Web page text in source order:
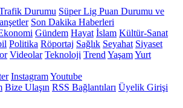
Durumu Süper Lig Puan Durumu ve
Son Dakika Haberleri
Gündem Hayat İslam Kültür-Sanat
Politika Röportaj Sağlık Seyahat Siyaset
Videolar Teknoloji Trend YaşamYurt
InstagramYoutube
Bize Ulaşın RSS Bağlantıları Üyelik Girişi